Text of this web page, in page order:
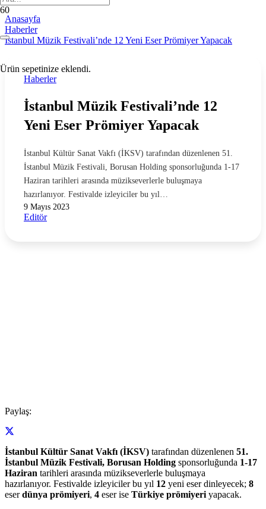
Ürün sepetinize eklendi.
Anasayfa
Haberler
İstanbul Müzik Festivali’nde 12 Yeni Eser Prömiyer Yapacak
Haberler
İstanbul Müzik Festivali’nde 12
Yeni Eser Prömiyer Yapacak
İstanbul Kültür Sanat Vakfı (İKSV) tarafından düzenlenen 51.
İstanbul Müzik Festivali, Borusan Holding sponsorluğunda 1-17
Haziran tarihleri arasında müzikseverlerle buluşmaya
hazırlanıyor. Festivalde izleyiciler bu yıl…
9 Mayıs 2023
Editör
Paylaş:
İstanbul Kültür Sanat Vakfı (İKSV) tarafından düzenlenen 51.
İstanbul Müzik Festivali, Borusan Holding sponsorluğunda 1-17
Haziran tarihleri arasında müzikseverlerle buluşmaya
hazırlanıyor. Festivalde izleyiciler bu yıl 12 yeni eser dinleyecek; 8
eserdünya prömiyeri, 4 eser ise Türkiye prömiyeri yapacak.